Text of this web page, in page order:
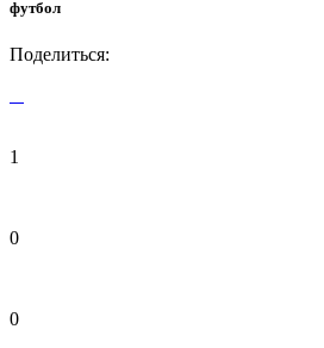
футбол
Поделиться:
1
0
0